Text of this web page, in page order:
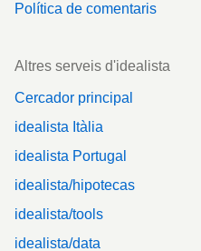
Política de comentaris
Altres serveis d'idealista
Cercador principal
idealista Itàlia
idealista Portugal
idealista/hipotecas
idealista/tools
idealista/data